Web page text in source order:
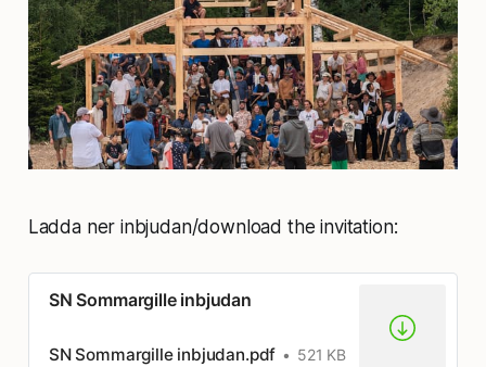
Ladda ner inbjudan/download the invitation:
SN Sommargille inbjudan
SN Sommargille inbjudan.pdf 521 KB